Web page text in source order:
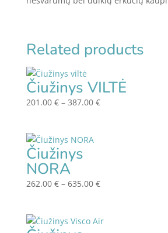
Related products
Čiužinys VILTĖ
201.00 € – 387.00 €Price
Čiužinys
NORA
262.00 € – 635.00 €Price
through